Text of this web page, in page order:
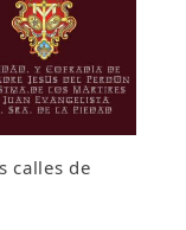
calles de